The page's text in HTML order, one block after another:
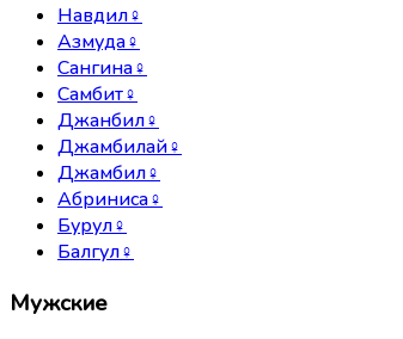
Навдил♀
Азмуда♀
Сангина♀
Самбит♀
Джанбил♀
Джамбилай♀
Джамбил♀
Абриниса♀
Бурул♀
Балгул♀
Мужские